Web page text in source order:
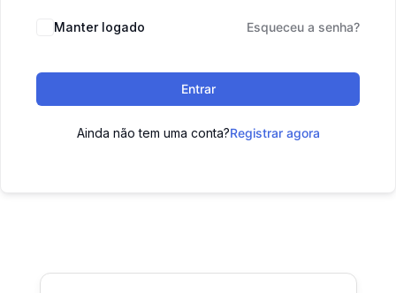
Manter logado Esqueceu a senha?
Entrar
Ainda não tem uma conta?Registrar agora